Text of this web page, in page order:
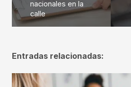
nacionales en la
calle
Entradas relacionadas: